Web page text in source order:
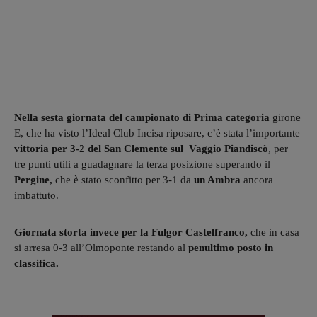
Nella sesta giornata del campionato di Prima categoria girone
E, che ha visto l’Ideal Club Incisa riposare, c’è stata l’importante
vittoria per 3-2 del San Clemente sul Vaggio Piandiscò, per
tre punti utili a guadagnare la terza posizione superando il
Pergine, che è stato sconfitto per 3-1 da un Ambra ancora
imbattuto.
Giornata storta invece per la Fulgor Castelfranco, che in casa
si arresa 0-3 all’Olmoponte restando al penultimo posto in
classifica.